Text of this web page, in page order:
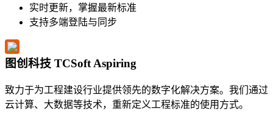
实时更新，掌握最新标准
支持多端登陆与同步
图创科技 TCSoft Aspiring
致力于为工程建设行业提供领先的数字化解决方案。我们通过
云计算、大数据等技术，重新定义工程标准的使用方式。